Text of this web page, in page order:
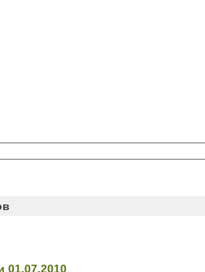
01.07.2010